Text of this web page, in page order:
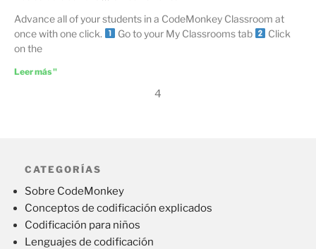
Advance all of your students in a CodeMonkey Classroom at
once with one click.
Go to your My Classrooms tab
Click
on the
Leer más "
4
CATEGORÍAS
Sobre CodeMonkey
Conceptos de codificación explicados
Codificación para niños
Lenguajes de codificación